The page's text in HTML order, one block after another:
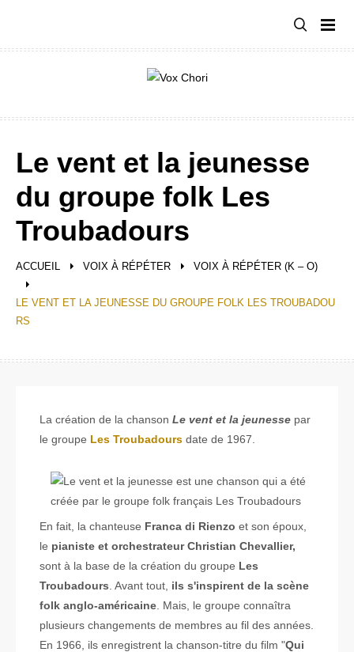
contenu
ACCUEIL VOIX À RÉPÉTER VOIX À RÉPÉTER (K – O)
LE VENT ET LA JEUNESSE DU GROUPE FOLK LES TROUBADOU
RS
Le vent et la jeunesse
du groupe folk Les
Troubadours
La création de la chanson Le vent et la jeunesse par
le groupe Les Troubadours date de 1967.
En fait, la chanteuse Franca di Rienzo et son époux,
le pianiste et orchestrateur Christian Chevallier,
sont à la base de la création du groupe Les
Troubadours . Avant tout, ils s'inspirent de la scène
folk anglo-américaine . Mais, le groupe connaîtra
plusieurs changements de membres au fil des années.
En 1966, ils enregistrent la chanson-titre du film "Qui